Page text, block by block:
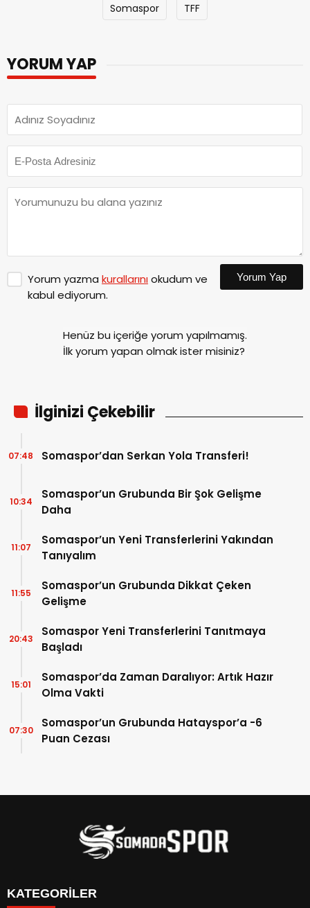
Somaspor
TFF
YORUM YAP
Yorum yazma kurallarınıokudum ve
kabul ediyorum.
Yorum Yap
Henüz bu içeriğe yorum yapılmamış.
İlk yorum yapan olmak ister misiniz?
İlginizi Çekebilir
Somaspor’dan Serkan Yola Transferi!
07:48
Somaspor’un Grubunda Bir Şok Gelişme
Daha
10:34
Somaspor’un Yeni Transferlerini Yakından
Tanıyalım
11:07
Somaspor’un Grubunda Dikkat Çeken
Gelişme
11:55
Somaspor Yeni Transferlerini Tanıtmaya
Başladı
20:43
Somaspor’da Zaman Daralıyor: Artık Hazır
Olma Vakti
15:01
Somaspor’un Grubunda Hatayspor’a -6
Puan Cezası
07:30
KATEGORİLER